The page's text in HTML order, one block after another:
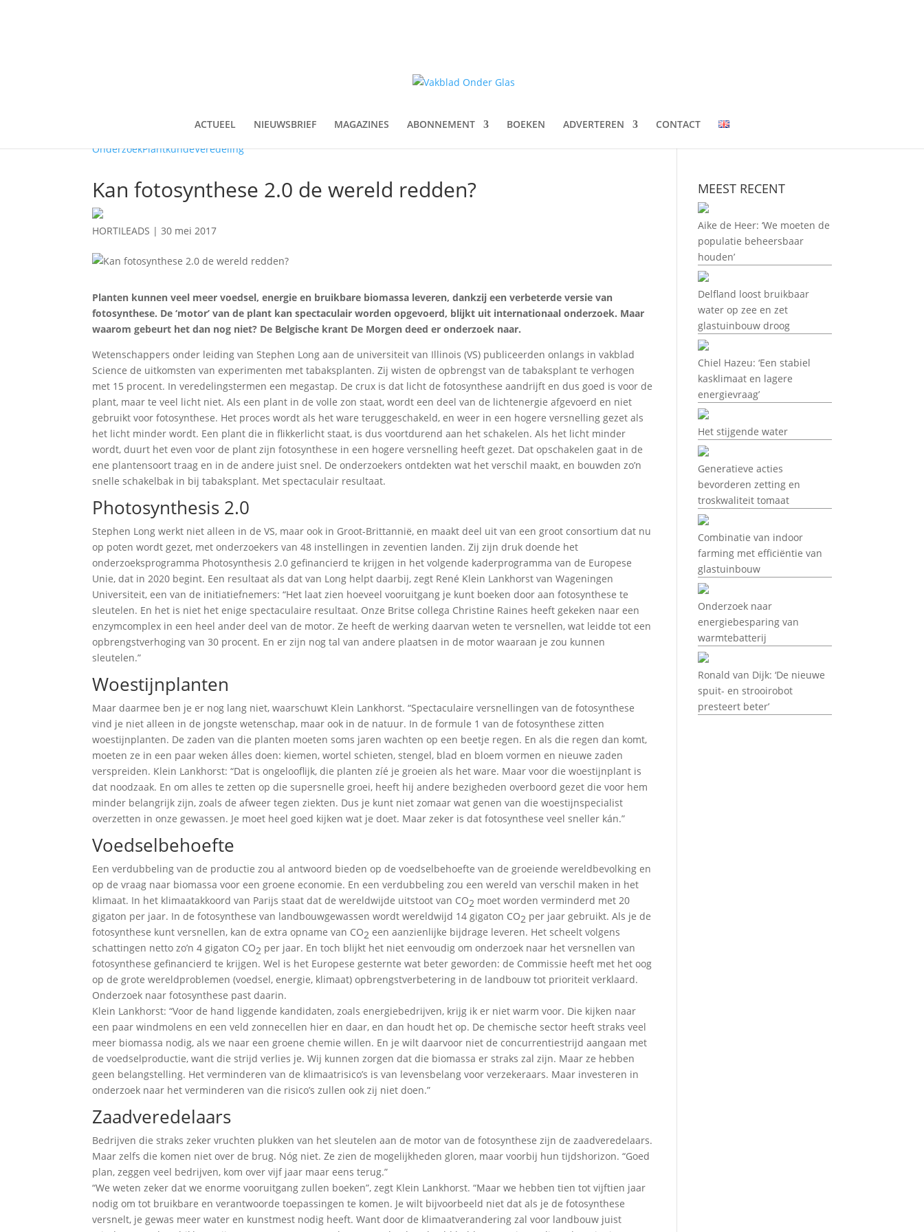
ACTUEEL NIEUWSBRIEF MAGAZINES ABONNEMENT BOEKEN ADVERTEREN
CONTACT
OnderzoekPlantkundeVeredeling
Kan fotosynthese 2.0 de wereld redden?
HORTILEADS |30 mei 2017
Planten kunnen veel meer voedsel, energie en bruikbare biomassa leveren, dankzij een verbeterde versie van
fotosynthese. De ‘motor’ van de plant kan spectaculair worden opgevoerd, blijkt uit internationaal onderzoek. Maar
waarom gebeurt het dan nog niet? De Belgische krant De Morgen deed er onderzoek naar.
Wetenschappers onder leiding van Stephen Long aan de universiteit van Illinois (VS) publiceerden onlangs in vakblad
Science de uitkomsten van experimenten met tabaksplanten. Zij wisten de opbrengst van de tabaksplant te verhogen
met 15 procent. In veredelingstermen een megastap. De crux is dat licht de fotosynthese aandrijft en dus goed is voor de
plant, maar te veel licht niet. Als een plant in de volle zon staat, wordt een deel van de lichtenergie afgevoerd en niet
gebruikt voor fotosynthese. Het proces wordt als het ware teruggeschakeld, en weer in een hogere versnelling gezet als
het licht minder wordt. Een plant die in flikkerlicht staat, is dus voortdurend aan het schakelen. Als het licht minder
wordt, duurt het even voor de plant zijn fotosynthese in een hogere versnelling heeft gezet. Dat opschakelen gaat in de
ene plantensoort traag en in de andere juist snel. De onderzoekers ontdekten wat het verschil maakt, en bouwden zo’n
snelle schakelbak in bij tabaksplant. Met spectaculair resultaat.
Photosynthesis 2.0
Stephen Long werkt niet alleen in de VS, maar ook in Groot-Brittannië, en maakt deel uit van een groot consortium dat nu
op poten wordt gezet, met onderzoekers van 48 instellingen in zeventien landen. Zij zijn druk doende het
onderzoeksprogramma Photosynthesis 2.0 gefinancierd te krijgen in het volgende kaderprogramma van de Europese
Unie, dat in 2020 begint. Een resultaat als dat van Long helpt daarbij, zegt René Klein Lankhorst van Wageningen
Universiteit, een van de initiatiefnemers: “Het laat zien hoeveel vooruitgang je kunt boeken door aan fotosynthese te
sleutelen. En het is niet het enige spectaculaire resultaat. Onze Britse collega Christine Raines heeft gekeken naar een
enzymcomplex in een heel ander deel van de motor. Ze heeft de werking daarvan weten te versnellen, wat leidde tot een
opbrengstverhoging van 30 procent. En er zijn nog tal van andere plaatsen in de motor waaraan je zou kunnen
sleutelen.”
Woestijnplanten
Maar daarmee ben je er nog lang niet, waarschuwt Klein Lankhorst. “Spectaculaire versnellingen van de fotosynthese
vind je niet alleen in de jongste wetenschap, maar ook in de natuur. In de formule 1 van de fotosynthese zitten
woestijnplanten. De zaden van die planten moeten soms jaren wachten op een beetje regen. En als die regen dan komt,
moeten ze in een paar weken álles doen: kiemen, wortel schieten, stengel, blad en bloem vormen en nieuwe zaden
verspreiden. Klein Lankhorst: “Dat is ongelooflijk, die planten zíé je groeien als het ware. Maar voor die woestijnplant is
dat noodzaak. En om alles te zetten op die supersnelle groei, heeft hij andere bezigheden overboord gezet die voor hem
minder belangrijk zijn, zoals de afweer tegen ziekten. Dus je kunt niet zomaar wat genen van die woestijnspecialist
overzetten in onze gewassen. Je moet heel goed kijken wat je doet. Maar zeker is dat fotosynthese veel sneller kán.”
Voedselbehoefte
Een verdubbeling van de productie zou al antwoord bieden op de voedselbehoefte van de groeiende wereldbevolking en
op de vraag naar biomassa voor een groene economie. En een verdubbeling zou een wereld van verschil maken in het
klimaat. In het klimaatakkoord van Parijs staat dat de wereldwijde uitstoot van CO2 moet worden verminderd met 20
gigaton per jaar. In de fotosynthese van landbouwgewassen wordt wereldwijd 14 gigaton CO2 per jaar gebruikt. Als je de
fotosynthese kunt versnellen, kan de extra opname van CO2 een aanzienlijke bijdrage leveren. Het scheelt volgens
schattingen netto zo’n 4 gigaton CO2 per jaar. En toch blijkt het niet eenvoudig om onderzoek naar het versnellen van
fotosynthese gefinancierd te krijgen. Wel is het Europese gesternte wat beter geworden: de Commissie heeft met het oog
op de grote wereldproblemen (voedsel, energie, klimaat) opbrengstverbetering in de landbouw tot prioriteit verklaard.
Onderzoek naar fotosynthese past daarin.
Klein Lankhorst: “Voor de hand liggende kandidaten, zoals energiebedrijven, krijg ik er niet warm voor. Die kijken naar
een paar windmolens en een veld zonnecellen hier en daar, en dan houdt het op. De chemische sector heeft straks veel
meer biomassa nodig, als we naar een groene chemie willen. En je wilt daarvoor niet de concurrentiestrijd aangaan met
de voedselproductie, want die strijd verlies je. Wij kunnen zorgen dat die biomassa er straks zal zijn. Maar ze hebben
geen belangstelling. Het verminderen van de klimaatrisico’s is van levensbelang voor verzekeraars. Maar investeren in
onderzoek naar het verminderen van die risico’s zullen ook zij niet doen.”
Zaadveredelaars
Bedrijven die straks zeker vruchten plukken van het sleutelen aan de motor van de fotosynthese zijn de zaadveredelaars.
Maar zelfs die komen niet over de brug. Nóg niet. Ze zien de mogelijkheden gloren, maar voorbij hun tijdshorizon. “Goed
plan, zeggen veel bedrijven, kom over vijf jaar maar eens terug.”
“We weten zeker dat we enorme vooruitgang zullen boeken”, zegt Klein Lankhorst. “Maar we hebben tien tot vijftien jaar
nodig om tot bruikbare en verantwoorde toepassingen te komen. Je wilt bijvoorbeeld niet dat als je de fotosynthese
versnelt, je gewas meer water en kunstmest nodig heeft. Want door de klimaatverandering zal voor landbouw juist
MEEST RECENT
Aike de Heer: ‘We moeten de
populatie beheersbaar
houden’
Delfland loost bruikbaar
water op zee en zet
glastuinbouw droog
Chiel Hazeu: ‘Een stabiel
kasklimaat en lagere
energievraag’
Het stijgende water
Generatieve acties
bevorderen zetting en
troskwaliteit tomaat
Combinatie van indoor
farming met efficiëntie van
glastuinbouw
Onderzoek naar
energiebesparing van
warmtebatterij
Ronald van Dijk: ‘De nieuwe
spuit- en strooirobot
presteert beter’